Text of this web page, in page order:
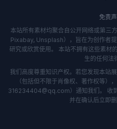
免责
本站所有素材均聚合自公开网络或第三
Pixabay, Unsplash），旨在为创作者提
研究或欣赏使用。 本站不拥有这些素材
生的任何法
我们高度尊重知识产权。若您发现本站
（包括但不限于肖像权、著作权等）
316234404@qq.com）通知我们。 收
并在确认后立即删